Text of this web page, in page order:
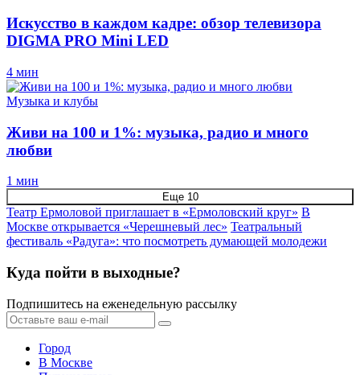
Искусство в каждом кадре: обзор телевизора
DIGMA PRO Mini LED
4 мин
Музыка и клубы
Живи на 100 и 1%: музыка, радио и много
любви
1 мин
Еще 10
Театр Ермоловой приглашает в «Ермоловский круг» В
Москве открывается «Черешневый лес» Театральный
фестиваль «Радуга»: что посмотреть думающей молодежи
Куда пойти в выходные?
Подпишитесь на еженедельную рассылку
Город
В Москве